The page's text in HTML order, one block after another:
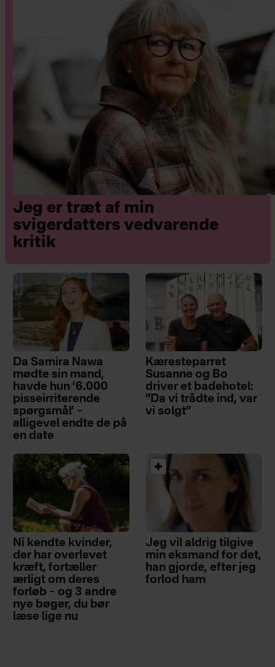
Jeg er træt af min
svigerdatters vedvarende
kritik
Da Samira Nawa
mødte sin mand,
havde hun ’6.000
pisseirriterende
spørgsmål’ –
alligevel endte de på
en date
Kæresteparret
Susanne og Bo
driver et badehotel:
”Da vi trådte ind, var
vi solgt”
Ni kendte kvinder,
der har overlevet
kræft, fortæller
ærligt om deres
forløb – og 3 andre
nye bøger, du bør
læse lige nu
Jeg vil aldrig tilgive
min eksmand for det,
han gjorde, efter jeg
forlod ham